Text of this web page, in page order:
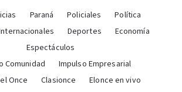
Paraná Policiales
Política
Deportes
Economía
Espectáculos
Comunidad
Impulso Empresarial
Once
Clasionce
Elonce en vivo